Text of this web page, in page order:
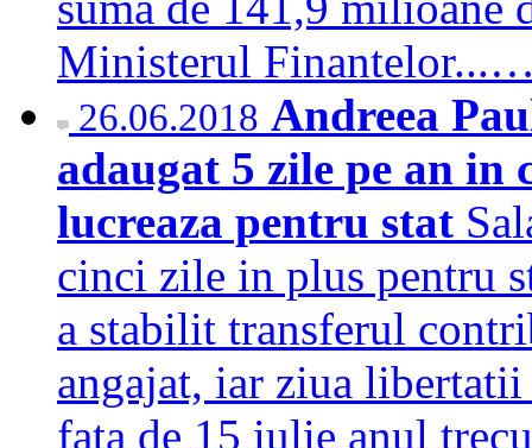
Ministerul
26.06.2018 Andreea
adaugat 5 zile pe an in
lucreaza pentru stat
cinci zile in plus pentru
a stabilit transferul
angajat, iar ziua
fata de 15 iulie anul